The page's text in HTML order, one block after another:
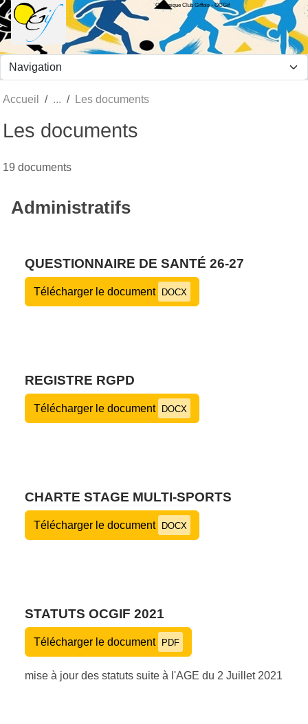
Olympique Club Giffois - OCGif
Accueil Les documents
Les documents
19 documents
Administratifs
QUESTIONNAIRE DE SANTÉ 26-27
Télécharger le document DOCX
REGISTRE RGPD
Télécharger le document DOCX
CHARTE STAGE MULTI-SPORTS
Télécharger le document DOCX
STATUTS OCGIF 2021
Télécharger le document PDF
mise à jour des statuts suite à l'AGE du 2 Juillet 2021
Panneau de gestion des cookies